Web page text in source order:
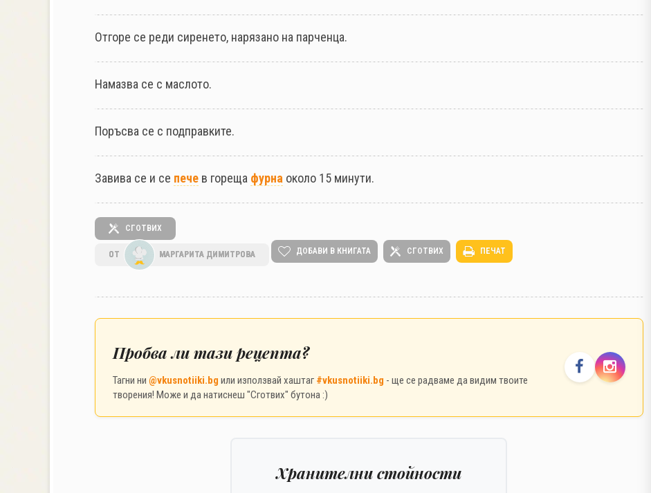
Отгоре се реди сиренето, нарязано на парченца.
Намазва се с маслото.
Поръсва се с подправките.
Завива се и се пече в гореща фурна около 15 минути.
СГОТВИХ
ОТ МАРГАРИТА ДИМИТРОВА ДОБАВИ В КНИГАТА СГОТВИХ ПЕЧАТ
Пробва ли тази рецепта?
Тагни ни @vkusnotiiki.bg или използвай хаштаг #vkusnotiiki.bg - ще се радваме да видим твоите
творения! Може и да натиснеш "Сготвих" бутона :)
Хранителни стойности